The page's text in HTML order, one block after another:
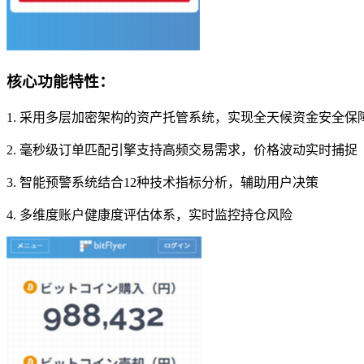
核心功能特性：
1. 采用多层加密架构的资产托管系统，实现全天候资金安全保
2. 毫秒级订单匹配引擎支持高频交易需求，价格波动实时捕捉
3. 智能预警系统结合12种技术指标分析，辅助用户决策
4. 多维度账户健康度评估体系，实时监控持仓风险